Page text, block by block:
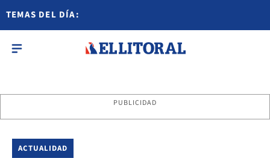
TEMAS DEL DÍA:
PUBLICIDAD
ACTUALIDAD